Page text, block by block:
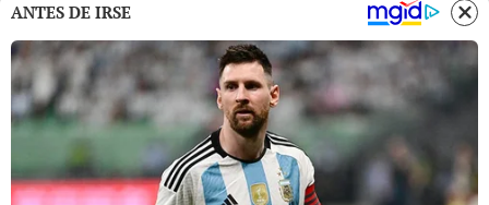
ANTES DE IRSE